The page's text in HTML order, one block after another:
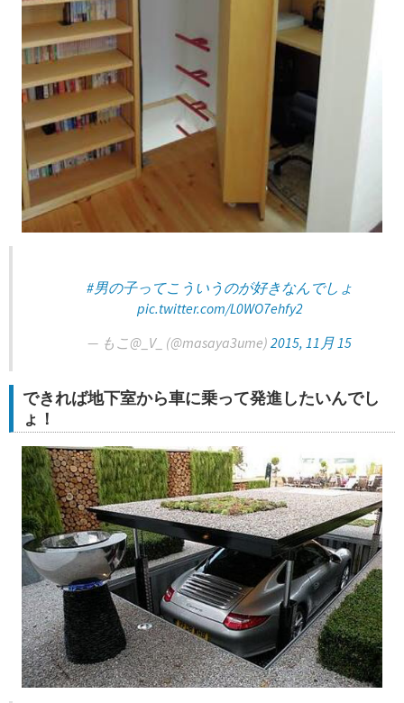
#男の子ってこういうのが好きなんでしょ
pic.twitter.com/L0WO7ehfy2
— もこ@_V_ (@masaya3ume) 2015, 11月 15
できれば地下室から車に乗って発進したいんでし
ょ！